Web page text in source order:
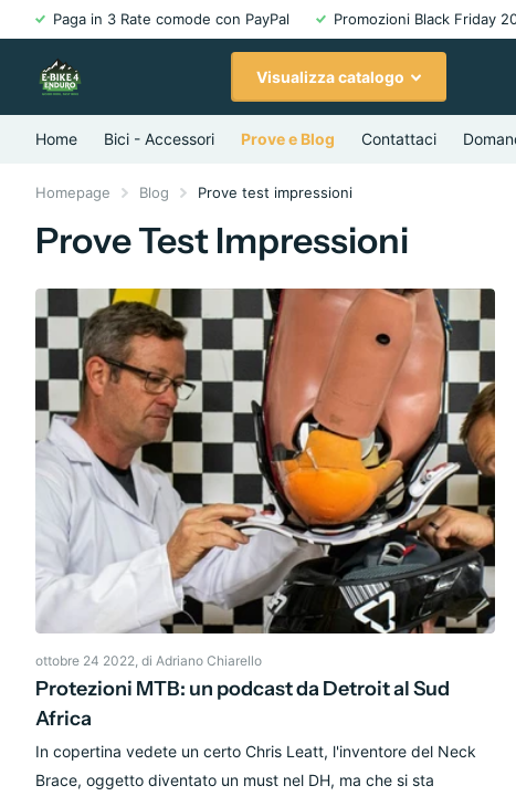
Paga in 3 Rate comode con PayPal Promozioni Black Friday
Visualizza catalogo
Home Bici - Accessori Prove e Blog Contattaci
Homepage Blog Prove test impressioni
Prove Test Impressioni
ottobre 24 2022, di Adriano Chiarello
Protezioni MTB: un podcast da Detroit al Sud
Africa
In copertina vedete un certo Chris Leatt, l'inventore del Neck
Brace, oggetto diventato un must nel DH, ma che si sta